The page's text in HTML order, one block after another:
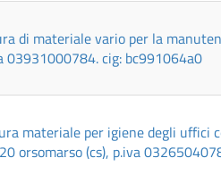
di materiale vario per la
03931000784. cig: bc991064a0
materiale per igiene degli uffici
orsomarso (cs), p.iva